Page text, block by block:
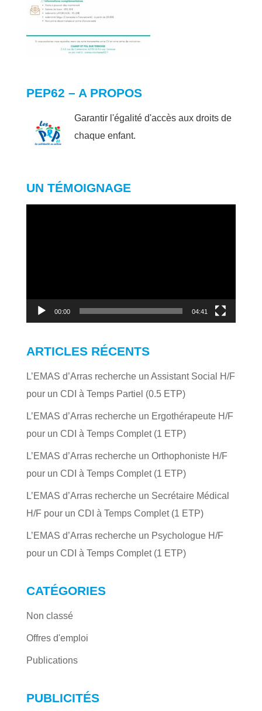
PEP62 – A PROPOS
Garantir l'égalité d'accès aux droits de
chaque enfant.
UN TÉMOIGNAGE
00:00 04:41
ARTICLES RÉCENTS
L’EMAS d’Arras recherche un Assistant Social H/F
pour un CDI à Temps Partiel (0.5 ETP)
L’EMAS d’Arras recherche un Ergothérapeute H/F
pour un CDI à Temps Complet (1 ETP)
L’EMAS d’Arras recherche un Orthophoniste H/F
pour un CDI à Temps Complet (1 ETP)
L’EMAS d’Arras recherche un Secrétaire Médical
H/F pour un CDI à Temps Complet (1 ETP)
L’EMAS d’Arras recherche un Psychologue H/F
pour un CDI à Temps Complet (1 ETP)
CATÉGORIES
Non classé
Offres d'emploi
Publications
PUBLICITÉS